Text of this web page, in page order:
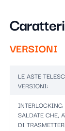
VERSIONI
LE ASTE
VERSIONI:
INTERLOCKING
SALDATE CHE,
DI